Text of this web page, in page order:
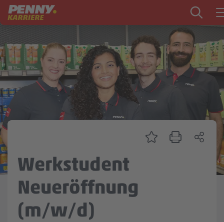
Zum Inhalt springen
Startseite
PENNY als Arbeitgeber
Ausbildung
Markt
Zentrale & Vertrieb
Mein Kandidat:innenprofil
Werkstudent
Neueröffnung
(m/w/d)